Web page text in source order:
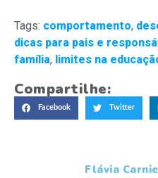
Tags: comportamento,
dicas para pais e
família, limites na
Compartilhe:
Facebook Twitter
Flávia